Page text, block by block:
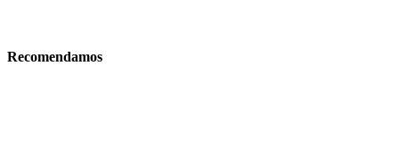
Recomendamos